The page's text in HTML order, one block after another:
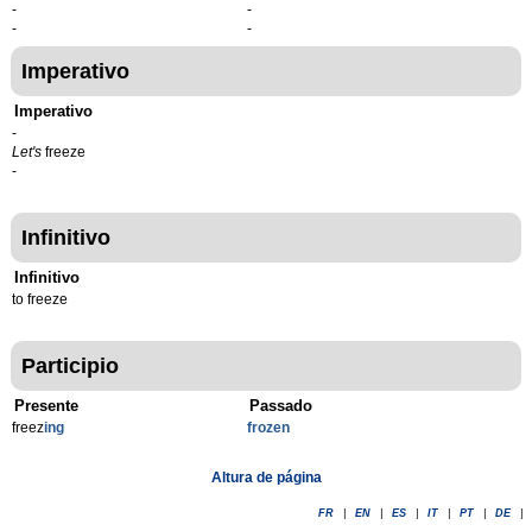
-
-
-
-
Imperativo
Imperativo
-
Let's freeze
-
Infinitivo
Infinitivo
to freeze
Participio
Presente
freezing
Passado
frozen
Altura de página
FR EN ES IT PT DE